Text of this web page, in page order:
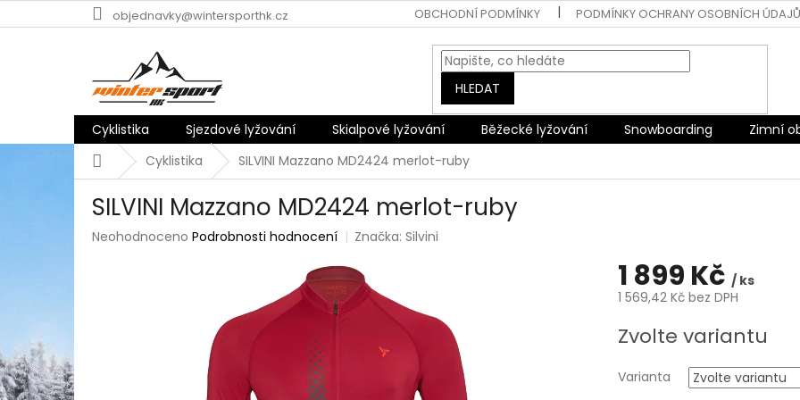
na
objednavky@wintersporthk.cz OBCHODNÍ PODMÍNKY PODMÍNKY OCHRANY OSOBNÍCH ÚDAJŮ
HLEDAT
Cyklistika Sjezdové lyžování Skialpové lyžování Běžecké lyžování Snowboarding Zimní
DomůCyklistika SILVINI Mazzano MD2424 merlot-ruby
SILVINI Mazzano MD2424 merlot-ruby
Průměrné
Neohodnoceno Podrobnosti hodnocení Značka:Silvini
1 899 Kč / ks
1 569,42 Kč bez DPH
cena:
Zvolte variantu
Varianta